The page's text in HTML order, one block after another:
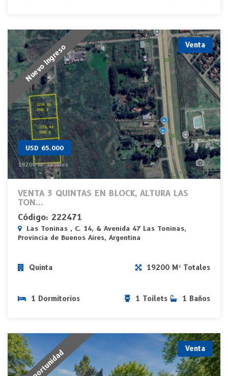
Nuevo Ingreso Venta
USD 65.000
19200 M² Totales 2
VENTA 3 QUINTAS EN BLOCK, ALTURA LAS
TON...
Código: 222471
Las Toninas , C. 14, & Avenida 47 Las Toninas,
Provincia de Buenos Aires, Argentina
Quinta 19200 M² Totales
1 Dormitorios 1 Baños
1 Toilets
Oportunidad Venta